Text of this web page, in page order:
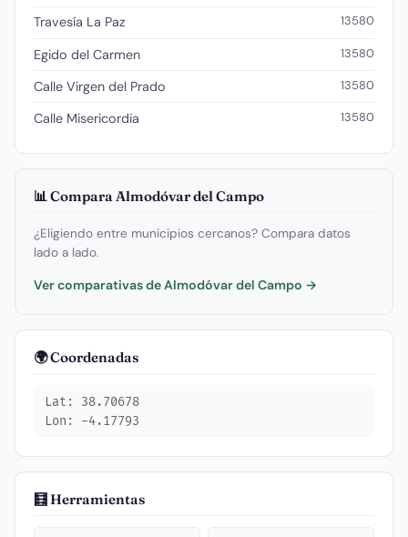
Travesía La Paz 13580
Egido del Carmen 13580
Calle Virgen del Prado 13580
Calle Misericordia 13580
📊 Compara Almodóvar del Campo
¿Eligiendo entre municipios cercanos? Compara datos
lado a lado.
Ver comparativas de Almodóvar del Campo →
🌍 Coordenadas
Lat: 38.70678
Lon: -4.17793
🧮 Herramientas